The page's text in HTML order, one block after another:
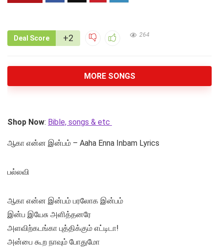
Deal Score +2 264
MORE SONGS
Shop Now: Bible, songs & etc
ஆகா என்ன இன்பம் – Aaha Enna Inbam Lyrics
பல்லவி
ஆகா என்ன இன்பம் பரலோக இன்பம்
இன்ப இயேசு அளித்தனரே
அளவிற்கடங்கா புத்திக்கும் எட்டிடா!
அன்பை கூற நாவும் போதுமோ